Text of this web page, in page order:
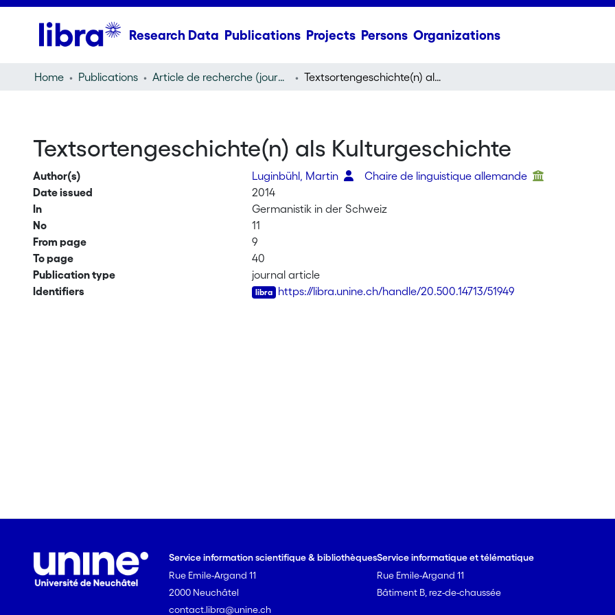
Research Data Publications Projects Persons Organizations
Home Publications Article de recherche (journal article) Textsortengeschichte(n) als Kulturgeschichte
Textsortengeschichte(n) als Kulturgeschichte
Author(s) Luginbühl, Martin
Chaire de linguistique allemande
Date issued
2014
In
Germanistik in der Schweiz
No
11
From page
9
To page
40
Publication type
journal article
Identifiers
https://libra.unine.ch/handle/20.500.14713/51949
Service information scientifique & bibliothèques
Rue Emile-Argand 11
2000 Neuchâtel
contact.libra@unine.ch
Service informatique et télématique
Rue Emile-Argand 11
Bâtiment B, rez-de-chaussée